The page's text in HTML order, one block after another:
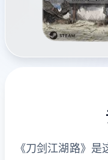
《刀剑江湖路》